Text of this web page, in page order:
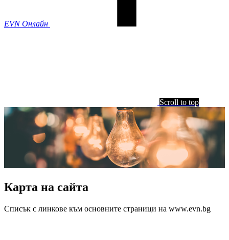
EVN Онлайн
Scroll to top
Карта на сайта
Списък с линкове към основните страници на www.evn.bg